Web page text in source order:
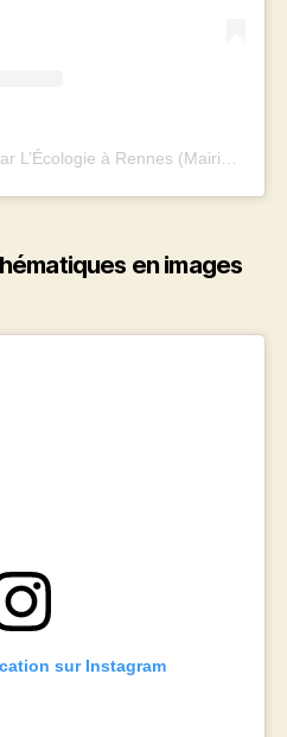
en images
sur Instagram